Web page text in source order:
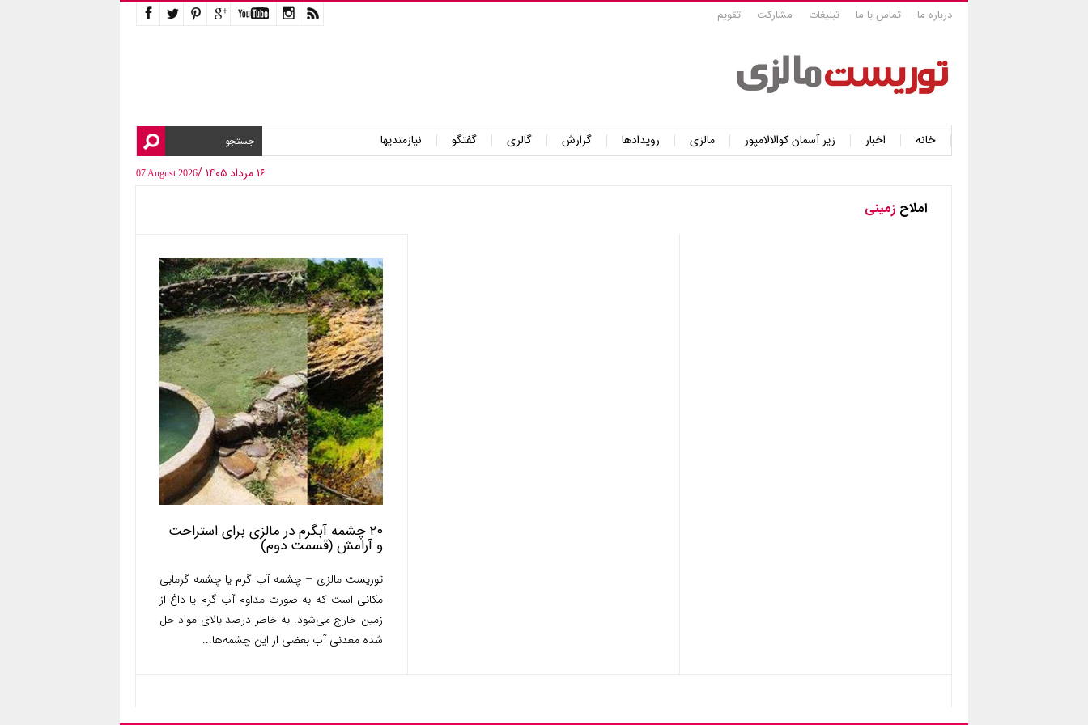
درباره ما تماس با ما تبلیغات مشارکت تقویم
خانه اخبار زیر آسمان کوالالامپور مالزی رویدادها گزارش گالری گفتگو
نیازمندیها
۱۶ مرداد ۱۴۰۵ /
07 August 2026
املاح زمینی
۲۰ چشمه آبگرم در مالزی برای استراحت
و آرامش (قسمت دوم)
توریست مالزی – چشمه آب گرم یا چشمه گرمابی
مکانی است که به صورت مداوم آب گرم یا داغ از
زمین خارج می‌شود. به خاطر درصد بالای مواد حل
شده معدنی آب بعضی از این چشمه‌ها...